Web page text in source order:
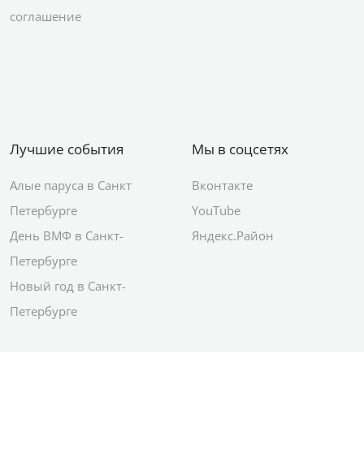
соглашение
Лучшие события
Алые паруса в Санкт
Петербурге
День ВМФ в Санкт-
Петербурге
Новый год в Санкт-
Петербурге
Мы в соцсетях
Вконтакте
YouTube
Яндекс.Район